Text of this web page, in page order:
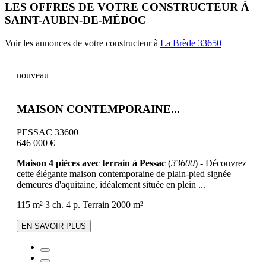
LES OFFRES DE VOTRE CONSTRUCTEUR À
SAINT-AUBIN-DE-MÉDOC
Voir les annonces de votre constructeur à La Brède 33650
nouveau
MAISON CONTEMPORAINE...
PESSAC 33600
646 000 €
Maison 4 pièces avec terrain à Pessac (33600) - Découvrez
cette élégante maison contemporaine de plain-pied signée
demeures d'aquitaine, idéalement située en plein ...
115 m² 3 ch. 4 p. Terrain 2000 m²
EN SAVOIR PLUS